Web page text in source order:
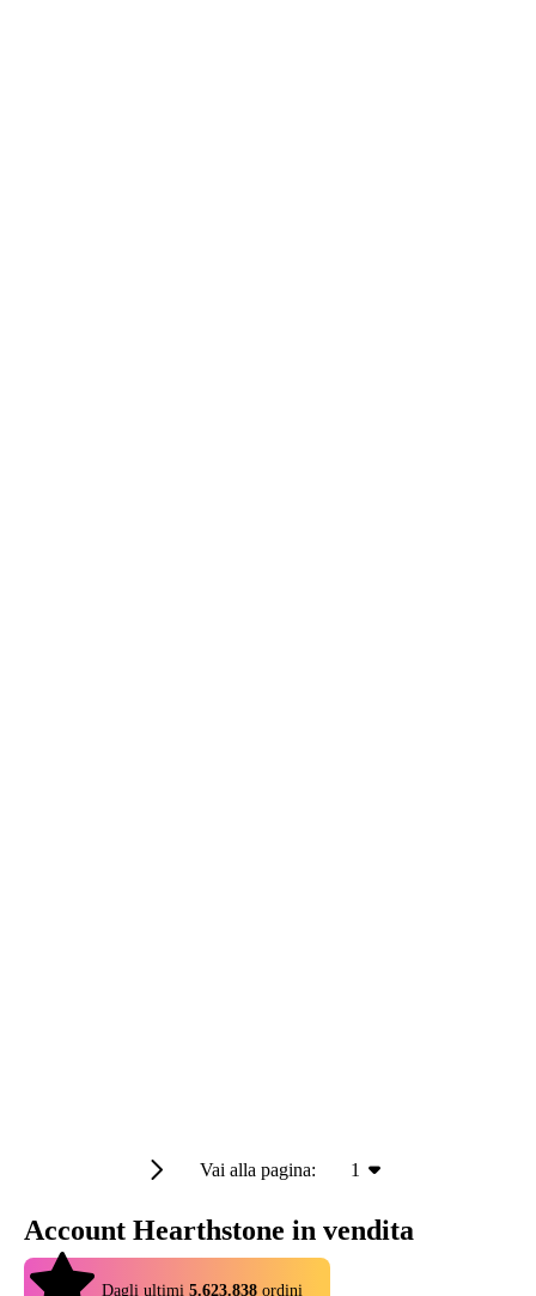
Vai alla pagina: 1
Account Hearthstone in vendita
Dagli ultimi 5.623.838 ordini